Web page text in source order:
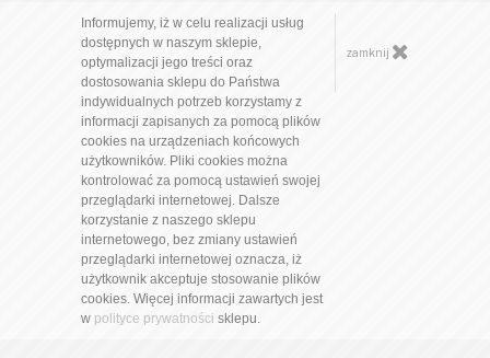
Informujemy, iż w celu realizacji usług
dostępnych w naszym sklepie,
optymalizacji jego treści oraz
dostosowania sklepu do Państwa
indywidualnych potrzeb korzystamy z
informacji zapisanych za pomocą plików
cookies na urządzeniach końcowych
użytkowników. Pliki cookies można
kontrolować za pomocą ustawień swojej
przeglądarki internetowej. Dalsze
korzystanie z naszego sklepu
internetowego, bez zmiany ustawień
przeglądarki internetowej oznacza, iż
użytkownik akceptuje stosowanie plików
cookies. Więcej informacji zawartych jest
w polityce prywatności sklepu.
zamknij